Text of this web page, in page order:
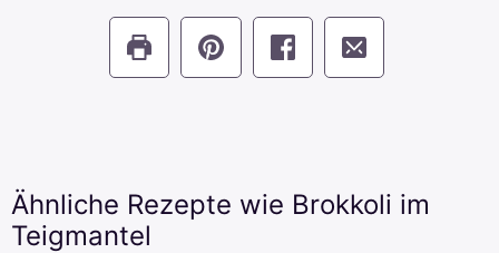
Ähnliche Rezepte wie Brokkoli im
Teigmantel